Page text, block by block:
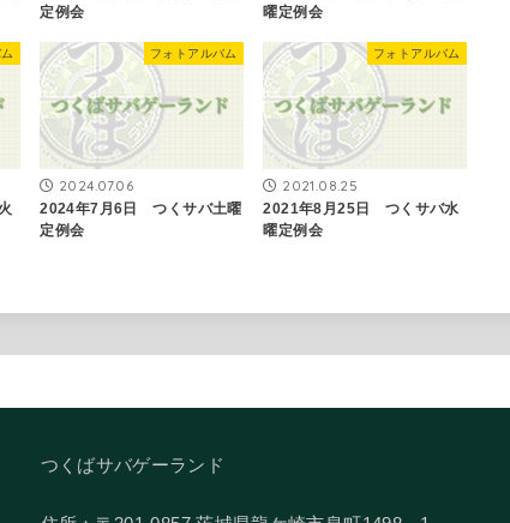
定例会
曜定例会
フォトアルバム
2024.07.06
2024年7月6日 つくサバ土曜
定例会
フォトアルバム
2021.08.25
2021年8月25日 つくサバ水
曜定例会
つくばサバゲーランド